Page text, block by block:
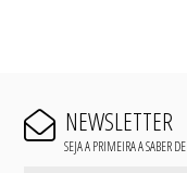
NEWSLETTER
SEJA A PRIMEIRA A SABER